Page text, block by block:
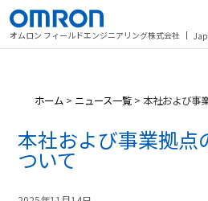
オムロン フィールドエンジニアリング株式会社
ホーム > ニュース一覧 > 本社および事
本社および事業拠点
ついて